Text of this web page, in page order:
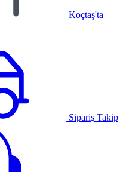
Koçtaş'ta
Sipariş Takip